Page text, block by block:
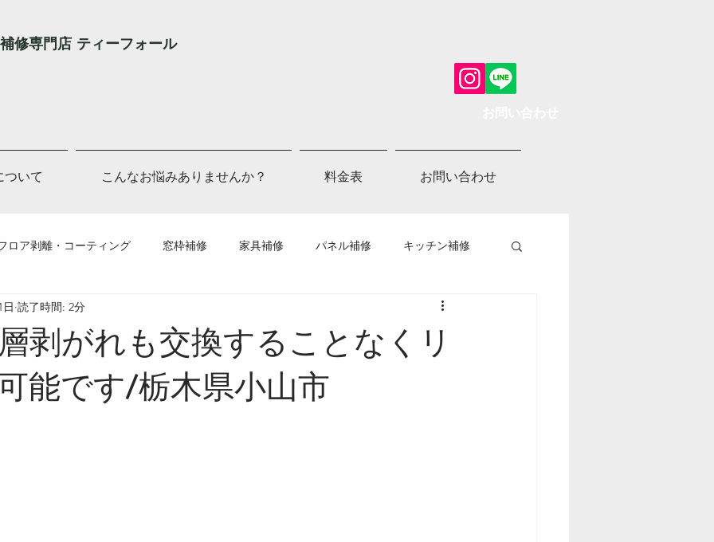
修専門店 ティーフォール
ついて こんなお悩みありませんか？ 料金表 お問い合わせ
ロア剥離・コーティング 窓枠補修 家具補修 パネル補修 キッチン補修
補修
剥がれも交換することなくリ
能です/栃木県小山市
日 読了時間: 2分